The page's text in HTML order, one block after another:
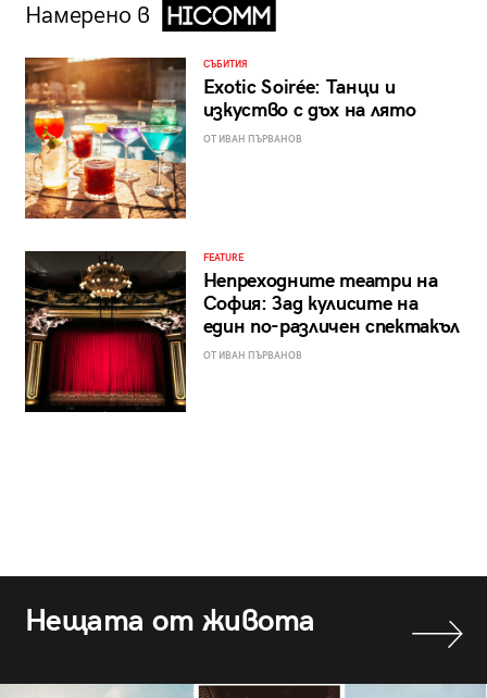
Намерено в
СЪБИТИЯ
Exotic Soirée: Танци и
изкуство с дъх на лято
ОТ ИВАН ПЪРВАНОВ
FEATURE
Непреходните театри на
София: Зад кулисите на
един по-различен спектакъл
ОТ ИВАН ПЪРВАНОВ
Нещата от живота